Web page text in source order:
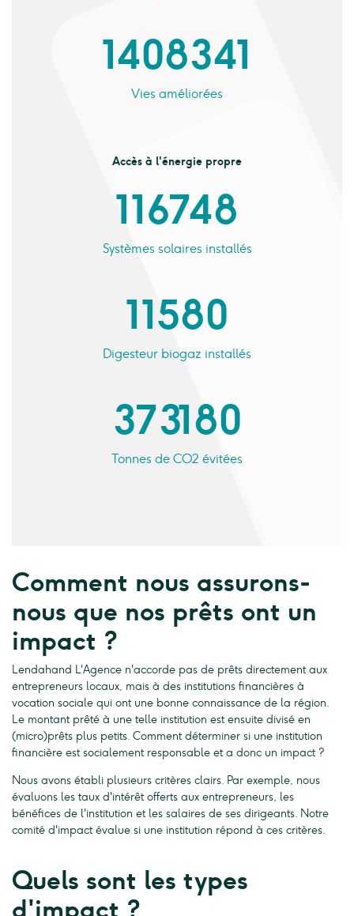
1 408 341
Vies améliorées
Accès à l'énergie propre
116 748
Systèmes solaires installés
11 580
Digesteur biogaz installés
373 180
Tonnes de CO2 évitées
Comment nous assurons-
nous que nos prêts ont un
impact ?
Lendahand L'Agence n'accorde pas de prêts directement aux
entrepreneurs locaux, mais à des institutions financières à
vocation sociale qui ont une bonne connaissance de la région.
Le montant prêté à une telle institution est ensuite divisé en
(micro)prêts plus petits. Comment déterminer si une institution
financière est socialement responsable et a donc un impact ?
Nous avons établi plusieurs critères clairs. Par exemple, nous
évaluons les taux d'intérêt offerts aux entrepreneurs, les
bénéfices de l'institution et les salaires de ses dirigeants. Notre
comité d'impact évalue si une institution répond à ces critères.
Quels sont les types
d'impact ?